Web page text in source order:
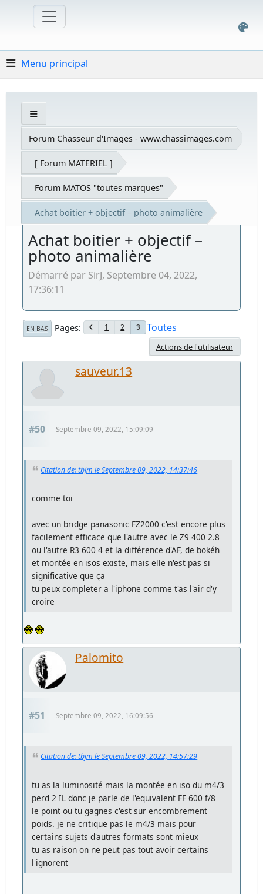
Menu principal
Forum Chasseur d'Images - www.chassimages.com
[ Forum MATERIEL ]
Forum MATOS "toutes marques"
Achat boitier + objectif – photo animalière
Achat boitier + objectif –
photo animalière
Démarré par SirJ, Septembre 04, 2022,
17:36:11
EN BAS Pages 1 2 3 Toutes
Actions de l'utilisateur
sauveur.13
#50 Septembre 09, 2022, 15:09:09
Citation de: tbjm le Septembre 09, 2022, 14:37:46
comme toi
avec un bridge panasonic FZ2000 c'est encore plus
facilement efficace que l'autre avec le Z9 400 2.8
ou l'autre R3 600 4 et la différence d'AF, de bokéh
et montée en isos existe, mais elle n'est pas si
significative que ça
tu peux completer a l'iphone comme t'as l'air d'y
croire
Palomito
#51 Septembre 09, 2022, 16:09:56
Citation de: tbjm le Septembre 09, 2022, 14:57:29
tu as la luminosité mais la montée en iso du m4/3
perd 2 IL donc je parle de l'equivalent FF 600 f/8
le point ou tu gagnes c'est sur encombrement
poids. je ne critique pas le m4/3 mais pour
certains sujets d'autres formats sont mieux
tu as raison on ne peut pas tout avoir certains
l'ignorent